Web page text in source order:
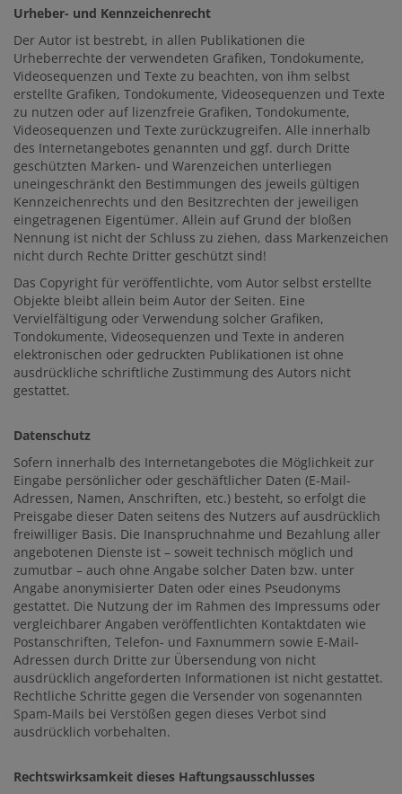
Urheber- und Kennzeichenrecht
Der Autor ist bestrebt, in allen Publikationen die
Urheberrechte der verwendeten Grafiken, Tondokumente,
Videosequenzen und Texte zu beachten, von ihm selbst
erstellte Grafiken, Tondokumente, Videosequenzen und Texte
zu nutzen oder auf lizenzfreie Grafiken, Tondokumente,
Videosequenzen und Texte zurückzugreifen. Alle innerhalb
des Internetangebotes genannten und ggf. durch Dritte
geschützten Marken- und Warenzeichen unterliegen
uneingeschränkt den Bestimmungen des jeweils gültigen
Kennzeichenrechts und den Besitzrechten der jeweiligen
eingetragenen Eigentümer. Allein auf Grund der bloßen
Nennung ist nicht der Schluss zu ziehen, dass Markenzeichen
nicht durch Rechte Dritter geschützt sind!
Das Copyright für veröffentlichte, vom Autor selbst erstellte
Objekte bleibt allein beim Autor der Seiten. Eine
Vervielfältigung oder Verwendung solcher Grafiken,
Tondokumente, Videosequenzen und Texte in anderen
elektronischen oder gedruckten Publikationen ist ohne
ausdrückliche schriftliche Zustimmung des Autors nicht
gestattet.
Datenschutz
Sofern innerhalb des Internetangebotes die Möglichkeit zur
Eingabe persönlicher oder geschäftlicher Daten (E-Mail-
Adressen, Namen, Anschriften, etc.) besteht, so erfolgt die
Preisgabe dieser Daten seitens des Nutzers auf ausdrücklich
freiwilliger Basis. Die Inanspruchnahme und Bezahlung aller
angebotenen Dienste ist – soweit technisch möglich und
zumutbar – auch ohne Angabe solcher Daten bzw. unter
Angabe anonymisierter Daten oder eines Pseudonyms
gestattet. Die Nutzung der im Rahmen des Impressums oder
vergleichbarer Angaben veröffentlichten Kontaktdaten wie
Postanschriften, Telefon- und Faxnummern sowie E-Mail-
Adressen durch Dritte zur Übersendung von nicht
ausdrücklich angeforderten Informationen ist nicht gestattet.
Rechtliche Schritte gegen die Versender von sogenannten
Spam-Mails bei Verstößen gegen dieses Verbot sind
ausdrücklich vorbehalten.
Rechtswirksamkeit dieses Haftungsausschlusses